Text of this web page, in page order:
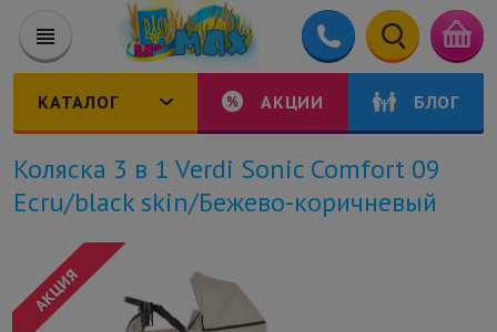
КАТАЛОГ АКЦИИ БЛОГ
Коляска 3 в 1 Verdi Sonic Comfort 09
Ecru/black skin/Бежево-коричневый